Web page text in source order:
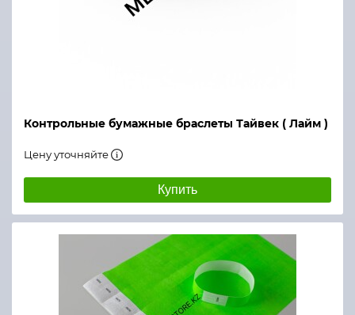
Контрольные бумажные браслеты Тайвек ( Лайм )
Цену уточняйте
Купить